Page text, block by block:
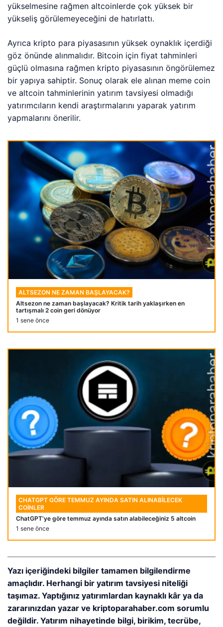
yükselmesine rağmen altcoinlerde çok yüksek bir
yükseliş görülemeyeceğini de hatırlattı.
Ayrıca kripto para piyasasının yüksek oynaklık içerdiği
göz önünde alınmalıdır. Bitcoin için fiyat tahminleri
güçlü olmasına rağmen kripto piyasasının öngörülemez
bir yapıya sahiptir. Sonuç olarak ele alınan meme coin
ve altcoin tahminlerinin yatırım tavsiyesi olmadığı
yatırımcıların kendi araştırmalarını yaparak yatırım
yapmalarını önerilir.
ALTSEZON NE ZAMAN BAŞLAYACAK?
Altsezon ne zaman başlayacak? Kritik tarih yaklaşırken en
tartışmalı 2 coin geri dönüyor
1 sene önce
CHATGPT GÖRE TEMMUZ AYINDA SATIN ALINABILECEK
COINLER
ChatGPT’ye göre temmuz ayında satın alabileceğiniz 5 altcoin
1 sene önce
Yazı içeriğindeki bilgiler tamamen bilgilendirme
amaçlıdır. Herhangi bir yatırım tavsiyesi niteliği
taşımaz. Yaptığınız yatırımlardan kaynaklı kâr ya da
zararınızdan yazar ve kriptoparahaber.com sorumlu
değildir. Yatırım nihayetinde bilgi, birikim, tecrübe,